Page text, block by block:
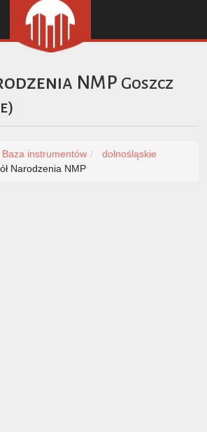
NMP Goszcz
)
Baza instrumentów
dolnośląskie
Narodzenia NMP